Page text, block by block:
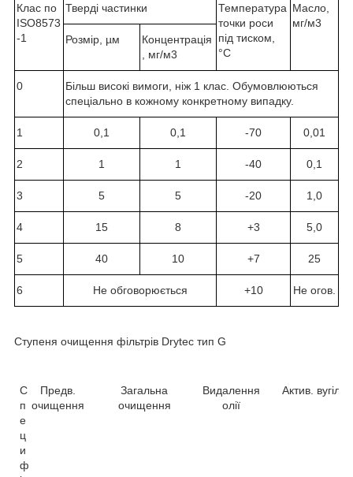
Клас по
ISO8573
-1
Тверді частинки
Температура
точки роси
під тиском,
°C
Масло,
мг/м3
Розмір, µм
Концентрація
, мг/м3
0
Більш високі вимоги, ніж 1 клас. Обумовлюються
спеціально в кожному конкретному випадку.
1 0,1 0,1 -70 0,01
2 1 1 -40 0,1
3 5 5 -20 1,0
4 15 8 +3 5,0
5 40 10 +7 25
6 Не обговорюється +10 Не огов.
Ступеня очищення фільтрів Drytec тип G
С
п
е
ц
и
ф
Предв.
очищення
Загальна
очищення
Видалення
олії
Актив. вугілля